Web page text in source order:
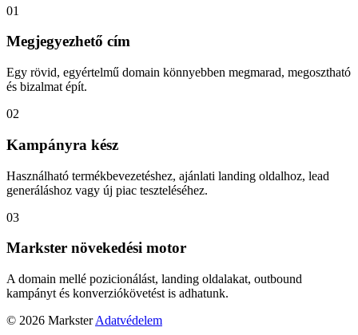
01
Megjegyezhető cím
Egy rövid, egyértelmű domain könnyebben megmarad, megosztható
és bizalmat épít.
02
Kampányra kész
Használható termékbevezetéshez, ajánlati landing oldalhoz, lead
generáláshoz vagy új piac teszteléséhez.
03
Markster növekedési motor
A domain mellé pozicionálást, landing oldalakat, outbound
kampányt és konverziókövetést is adhatunk.
© 2026 Markster Adatvédelem